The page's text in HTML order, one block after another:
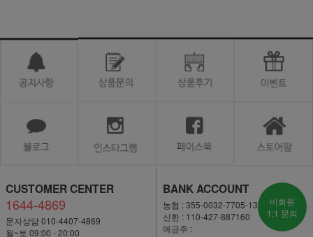
CUSTOMER CENTER
1644-4869
문자상담 010-4407-4869
월~토 09:00 - 20:00
BANK ACCOUNT
농협 : 355-0032-7705-13
신한 : 110-427-887160
예금주 :
비회원
1:1 문의